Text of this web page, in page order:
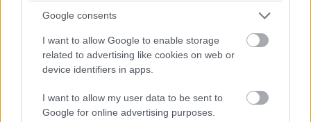
Google consents
I want to allow Google to enable storage
related to advertising like cookies on web or
device identifiers in apps.
I want to allow my user data to be sent to
Google for online advertising purposes.
154503 154501
3. Na styk medzi
horizontálnou
4. Materiál nanášame
hladkou stierkou